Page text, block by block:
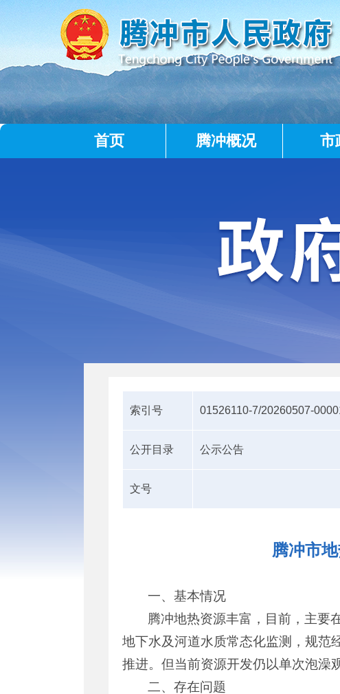
首页 腾冲概况 市
索引号 01526110-7/20260507-
公开目录 公示公告
文号
腾冲市
一、基本情况
腾冲地热资源丰富，目前，主要
地下水及河道水质常态化监测，规范
推进。但当前资源开发仍以单次泡澡
二、存在问题